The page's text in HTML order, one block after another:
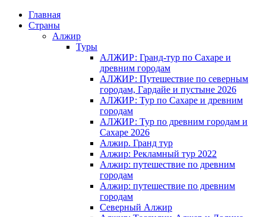
Главная
Страны
Алжир
Туры
АЛЖИР: Гранд-тур по Сахаре и
древним городам
АЛЖИР: Путешествие по северным
городам, Гардайе и пустыне 2026
АЛЖИР: Тур по Сахаре и древним
городам
АЛЖИР: Тур по древним городам и
Сахаре 2026
Алжир. Гранд тур
Алжир: Рекламный тур 2022
Алжир: путешествие по древним
городам
Алжир: путешествие по древним
городам
Северный Алжир